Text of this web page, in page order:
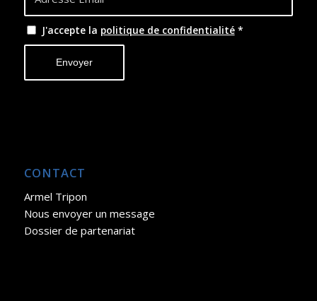
J'accepte la politique de confidentialité *
CONTACT
Armel Tripon
Nous envoyer un message
Dossier de partenariat